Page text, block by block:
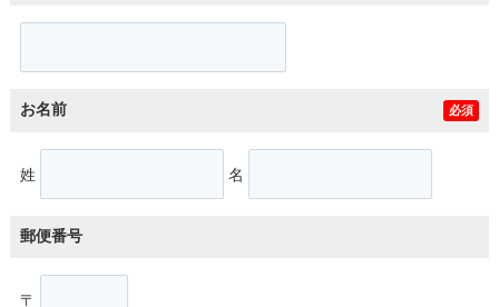
お名前 必須
姓 名
郵便番号
〒